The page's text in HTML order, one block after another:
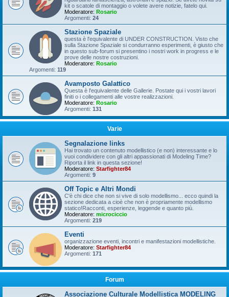
kit o scatole di montaggio o volete avere notizie, fatelo qui.
Moderatore: Rosario
Argomenti: 24
Stazione Spaziale
questa è l'equivalente di UNDER CONSTRUCTION. Visto che
sulla Stazione Spaziale si condurranno esperimenti, è giusto che
in questo sub-forum si presentino i nostri work in progress e le
prove delle nostre costruzioni.
Moderatore: Rosario
Argomenti: 119
Avamposto Galattico
Questa è l'equivalente delle Gallerie. Postate qui i vostri lavori
finiti o i collegamenti alle vostre realizzazioni.
Moderatore: Rosario
Argomenti: 131
Varie
Segnalazione links
Hai trovato un contenuto modellistico (e non) interessante e lo
vuoi condividere con gli altri appassionati di Modeling Time?
Riporta il link in questa sezione!
Moderatore: Starfighter84
Argomenti: 9
Off Topic e Altri Mondi
C'è chi dice che non si vive di solo modellismo... ecco quindi la
sezione dedicata a cioè che non è propriamente modellismo
statico!Racconti, esperienze, leggende e quanto più.
Moderatore: microciccio
Argomenti: 219
Eventi
organizzazione eventi, incontri e manifestazioni modellistiche.
Moderatore: Starfighter84
Argomenti: 171
Forum
Associazione Culturale Modellistica MODELING